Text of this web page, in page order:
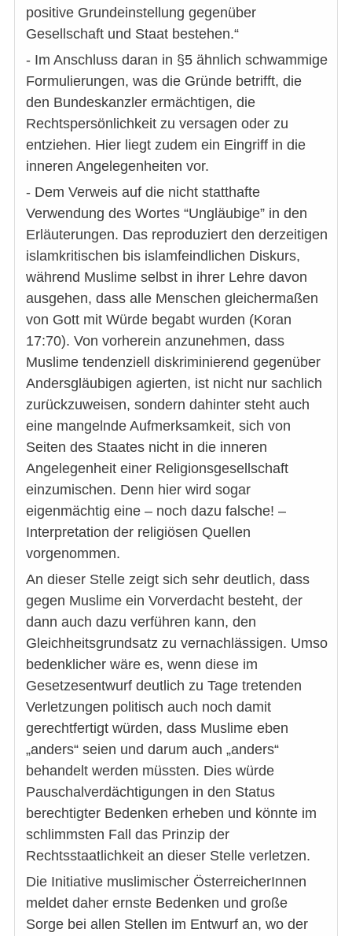
positive Grundeinstellung gegenüber
Gesellschaft und Staat bestehen.“
- Im Anschluss daran in §5 ähnlich schwammige
Formulierungen, was die Gründe betrifft, die
den Bundeskanzler ermächtigen, die
Rechtspersönlichkeit zu versagen oder zu
entziehen. Hier liegt zudem ein Eingriff in die
inneren Angelegenheiten vor.
- Dem Verweis auf die nicht statthafte
Verwendung des Wortes “Ungläubige” in den
Erläuterungen. Das reproduziert den derzeitigen
islamkritischen bis islamfeindlichen Diskurs,
während Muslime selbst in ihrer Lehre davon
ausgehen, dass alle Menschen gleichermaßen
von Gott mit Würde begabt wurden (Koran
17:70). Von vorherein anzunehmen, dass
Muslime tendenziell diskriminierend gegenüber
Andersgläubigen agierten, ist nicht nur sachlich
zurückzuweisen, sondern dahinter steht auch
eine mangelnde Aufmerksamkeit, sich von
Seiten des Staates nicht in die inneren
Angelegenheit einer Religionsgesellschaft
einzumischen. Denn hier wird sogar
eigenmächtig eine – noch dazu falsche! –
Interpretation der religiösen Quellen
vorgenommen.
An dieser Stelle zeigt sich sehr deutlich, dass
gegen Muslime ein Vorverdacht besteht, der
dann auch dazu verführen kann, den
Gleichheitsgrundsatz zu vernachlässigen. Umso
bedenklicher wäre es, wenn diese im
Gesetzesentwurf deutlich zu Tage tretenden
Verletzungen politisch auch noch damit
gerechtfertigt würden, dass Muslime eben
„anders“ seien und darum auch „anders“
behandelt werden müssten. Dies würde
Pauschalverdächtigungen in den Status
berechtigter Bedenken erheben und könnte im
schlimmsten Fall das Prinzip der
Rechtsstaatlichkeit an dieser Stelle verletzen.
Die Initiative muslimischer ÖsterreicherInnen
meldet daher ernste Bedenken und große
Sorge bei allen Stellen im Entwurf an, wo der